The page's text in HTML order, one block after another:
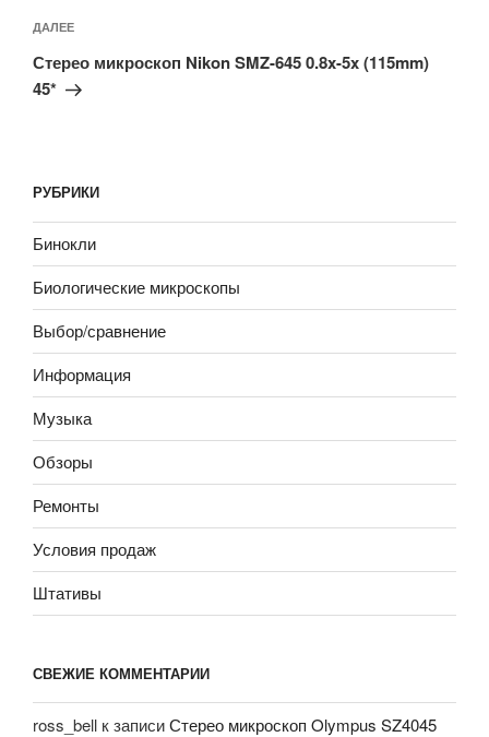
Следующая
запись
ДАЛЕЕ
Стерео микроскоп Nikon SMZ-645 0.8x-5x (115mm)
45*
РУБРИКИ
Бинокли
Биологические микроскопы
Выбор/сравнение
Информация
Музыка
Обзоры
Ремонты
Условия продаж
Штативы
СВЕЖИЕ КОММЕНТАРИИ
ross_bell к записиСтерео микроскоп Olympus SZ4045